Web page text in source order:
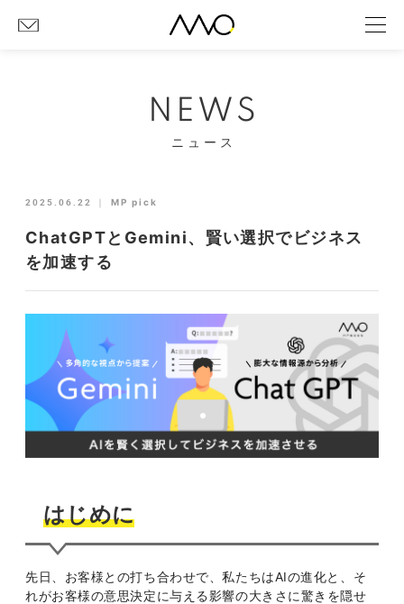
NEWS
ニュース
2025.06.22 ｜ MP pick
ChatGPTとGemini、賢い選択でビジネス
を加速する
はじめに
先日、お客様との打ち合わせで、私たちはAIの進化と、そ
れがお客様の意思決定に与える影響の大きさに驚きを隠せ